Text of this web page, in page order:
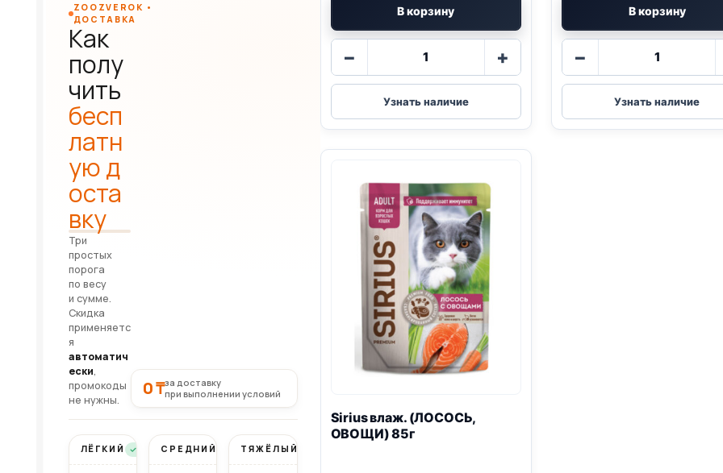
В корзину
−
товара
Sirius
влаж.
УТКА
И
85г
+
Узнать наличие
В корзину
−
товара
Sirius
влаж.
ИНДЕЙКА)
Узнать наличие
Sirius влаж. (ЛОСОСЬ,
ОВОЩИ) 85г
ZOOZVEROK •
ДОСТАВКА
Как
полу
чить
бесп
латн
ую д
оста
вку
Три
простых
порога
по весу
и сумме.
Скидка
применяетс
я
автоматич
ески,
промокоды
не нужны.
0 ₸за доставку
при выполнении условий
ЛЁГКИЙ Бесплатно
СРЕДНИЙ Бесплатно
ТЯЖЁЛЫЙ